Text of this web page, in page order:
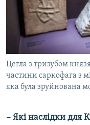
Цегла з тризубом
частини саркофага з
яка була зруйнована
– Які наслідки для